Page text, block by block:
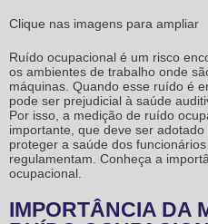
Clique nas imagens para ampliar
Ruído ocupacional é um risco
os ambientes de trabalho onde
máquinas. Quando esse ruído é
pode ser prejudicial à saúde
Por isso, a medição de ruído
importante, que deve ser
proteger a saúde dos
regulamentam. Conheça a
ocupacional
IMPORTÂNCIA DA